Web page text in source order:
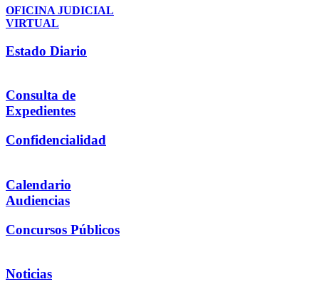
OFICINA JUDICIAL
VIRTUAL
Estado Diario
Consulta de
Expedientes
Confidencialidad
Calendario
Audiencias
Concursos Públicos
Noticias